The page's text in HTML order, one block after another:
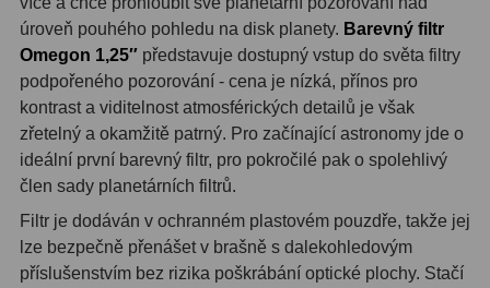
Azimutální AZ6
Paralaktické EQ
Fotografické montáže5
Stativy a pilíře3
Objímky 10
Motory a pohony13
úroveň pouhého pohledu na disk planety. Barevný filtr
Omegon 1,25″ představuje dostupný vstup do světa filtry
podpořeného pozorování - cena je nízká, přínos pro
kontrast a viditelnost atmosférických detailů je však
zřetelný a okamžitě patrný. Pro začínající astronomy jde o
ideální první barevný filtr, pro pokročilé pak o spolehlivý
člen sady planetárních filtrů.
Filtr je dodáván v ochranném plastovém pouzdře, takže jej
lze bezpečně přenášet v brašně s dalekohledovým
příslušenstvím bez rizika poškrábání optické plochy. Stačí